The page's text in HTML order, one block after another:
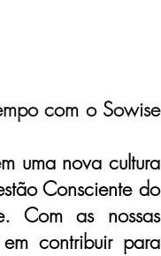
com o Sowise
uma nova cultura
Consciente do
Com as nossas
contribuir para